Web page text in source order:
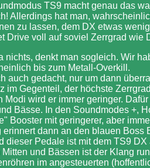
TS9 macht genau das
Allerdings hat man,
zu lassen, dem DX etwas
Drive voll auf soviel Zerrgrad wie
nichts, denkt man sogleich. Wir
bis zum Metall-Overkill.
auch gedacht, nur um dann
im Gegenteil, der höchste
Modi wird er immer geringer.
Bässe. In den Soundmodes +,
Booster mit geringerer, aber
erinnert dann an den blauen Boss
dieser Pedale ist mit dem TS9
Mitten und Bässen ist der Klang
im angesteuerten